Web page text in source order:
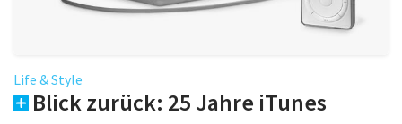
Life & Style
Blick zurück: 25 Jahre iTunes